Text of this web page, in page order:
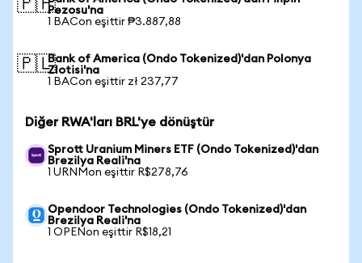
🇵🇭Pezosu'na
1 BACon eşittir ₱3.887,88
🇵🇱Bank of America (Ondo Tokenized)'dan Polonya
Zlotisi'na
1 BACon eşittir zł 237,77
Diğer RWA'ları BRL'ye dönüştür
Sprott Uranium Miners ETF (Ondo Tokenized)'dan
Brezilya Reali'na
1 URNMon eşittir R$278,76
Opendoor Technologies (Ondo Tokenized)'dan
Brezilya Reali'na
1 OPENon eşittir R$18,21